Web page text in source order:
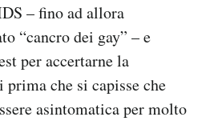
– fino ad allora
“cancro dei gay” – e
per accertarne la
prima che si capisse che
asintomatica per molto